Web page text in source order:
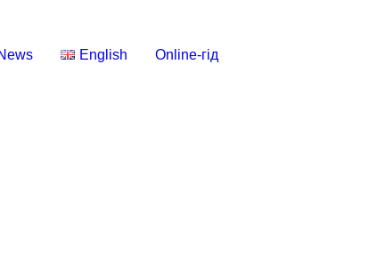
English Online-гід